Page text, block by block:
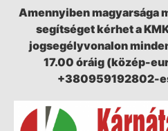
Amennyiben magyarsága
segítséget kérhet a
jogsegélyvonalon
17.00 óráig (közép-
+380959192802-